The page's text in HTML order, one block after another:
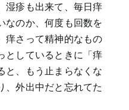
湿疹も出来て、毎日痒
なのか、何度も回数を
痒さって精神的なもの
としているときに「痒
と、もう止まらなくな
、外出中だと忘れてた